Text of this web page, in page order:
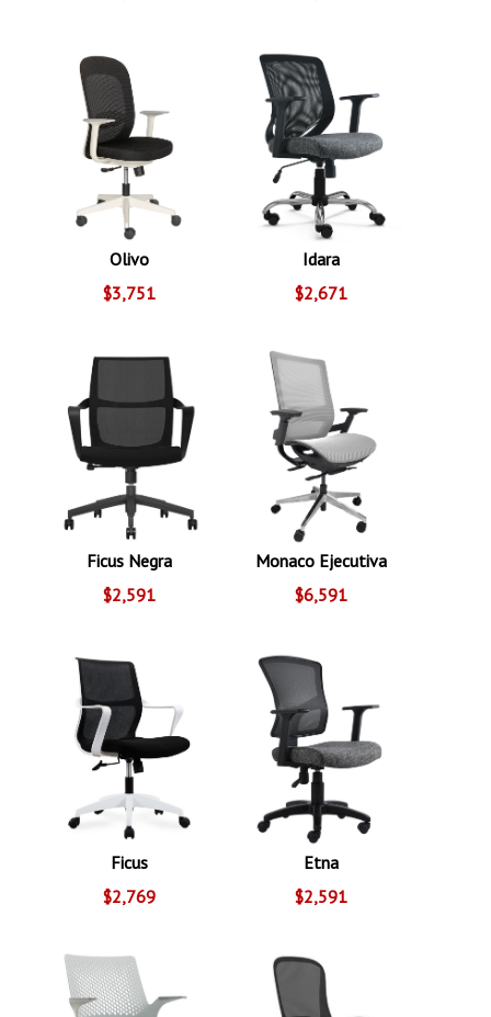
Olivo
$3,751
Idara
$2,671
Ficus Negra
$2,591
Monaco Ejecutiva
$6,591
Ficus
$2,769
Etna
$2,591